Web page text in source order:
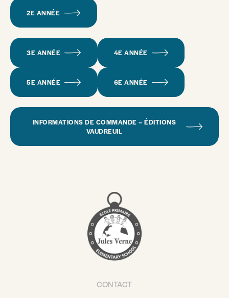
2E ANNÉE
3E ANNÉE 4E ANNÉE
5E ANNÉE 6E ANNÉE
INFORMATIONS DE COMMANDE – ÉDITIONS
VAUDREUIL
CONTACT